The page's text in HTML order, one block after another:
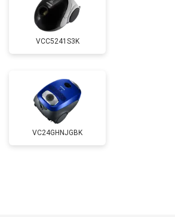
VCC5241S3K
VC24GHNJGBK